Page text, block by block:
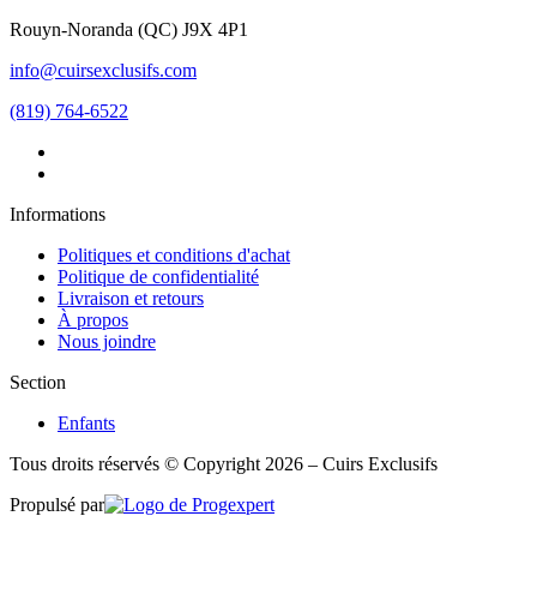
Rouyn-Noranda (QC) J9X 4P1
info@cuirsexclusifs.com
(819) 764-6522
Informations
Politiques et conditions d'achat
Politique de confidentialité
Livraison et retours
À propos
Nous joindre
Section
Enfants
Tous droits réservés © Copyright 2026 – Cuirs Exclusifs
Propulsé par